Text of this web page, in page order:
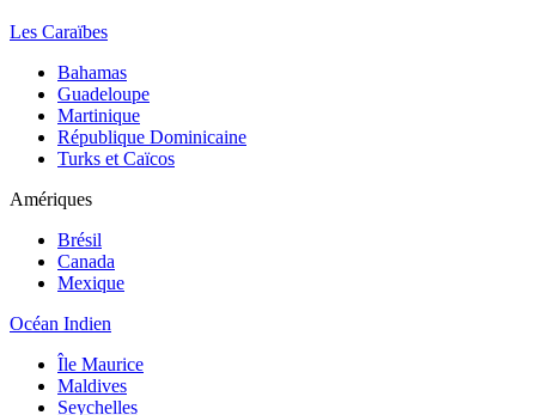
Les Caraïbes
Bahamas
Guadeloupe
Martinique
République Dominicaine
Turks et Caïcos
Amériques
Brésil
Canada
Mexique
Océan Indien
Île Maurice
Maldives
Seychelles